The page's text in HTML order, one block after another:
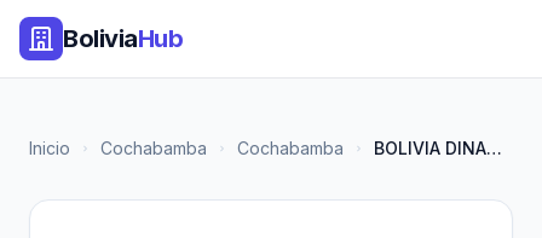
BoliviaHub
Inicio Cochabamba Cochabamba BOLIVIA DINAMICA DE INVERSIONE...